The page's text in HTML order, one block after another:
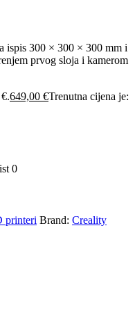
ispis 300 × 300 × 300 mm i
prvog sloja i kamerom
649,00 €Trenutna cijena je:
0
printeri Brand: Creality